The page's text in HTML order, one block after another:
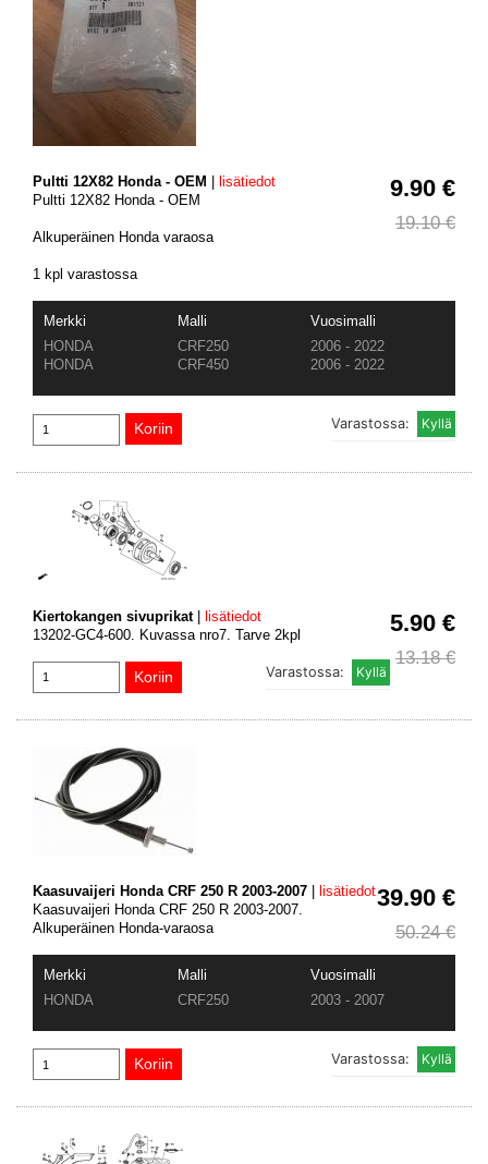
9.90 €
19.10 €
Pultti 12X82 Honda - OEM
lisätiedot
Pultti 12X82 Honda - OEM
Alkuperäinen Honda varaosa
1 kpl varastossa
Merkki Malli
Vuosimalli
HONDA
CRF250
2006 - 2022
HONDA
CRF450 2006 - 2022
Varastossa:
5.90 €
13.18 €
Kiertokangen sivuprikat| lisätiedot
13202-GC4-600. Kuvassa nro7. Tarve 2kpl
Varastossa:
39.90 €
50.24 €
Kaasuvaijeri Honda CRF 250 R 2003-2007
lisätiedot
Kaasuvaijeri Honda CRF 250 R 2003-2007.
Alkuperäinen Honda-varaosa
Merkki Malli
Vuosimalli
HONDA
CRF250 2003 - 2007
Varastossa: